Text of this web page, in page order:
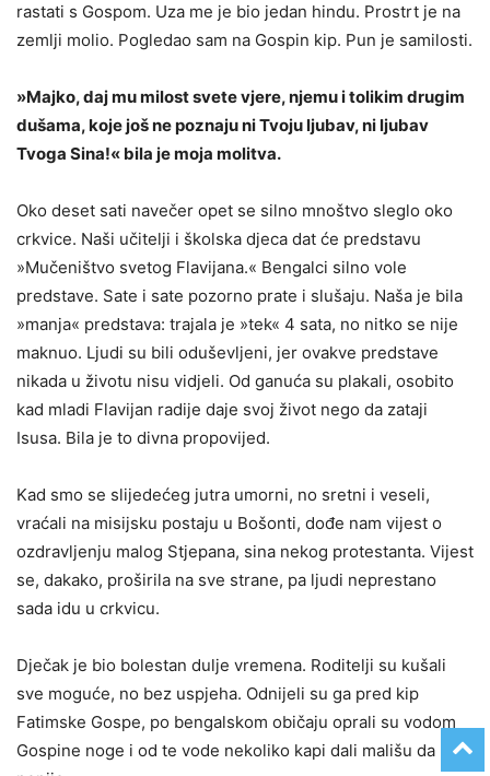
rastati s Gospom. Uza me je bio jedan hindu. Prostrt je na
zemlji molio. Pogledao sam na Gospin kip. Pun je samilosti.
»Majko, daj mu milost svete vjere, njemu i tolikim drugim
dušama, koje još ne poznaju ni Tvoju ljubav, ni ljubav
Tvoga Sina!« bila je moja molitva.
Oko deset sati navečer opet se silno mnoštvo sleglo oko
crkvice. Naši učitelji i školska djeca dat će predstavu
»Mučeništvo svetog Flavijana.« Bengalci silno vole
predstave. Sate i sate pozorno prate i slušaju. Naša je bila
»manja« predstava: trajala je »tek« 4 sata, no nitko se nije
maknuo. Ljudi su bili oduševljeni, jer ovakve predstave
nikada u životu nisu vidjeli. Od ganuća su plakali, osobito
kad mladi Flavijan radije daje svoj život nego da zataji
Isusa. Bila je to divna propovijed.
Kad smo se slijedećeg jutra umorni, no sretni i veseli,
vraćali na misijsku postaju u Bošonti, dođe nam vijest o
ozdravljenju malog Stjepana, sina nekog protestanta. Vijest
se, dakako, proširila na sve strane, pa ljudi neprestano
sada idu u crkvicu.
Dječak je bio bolestan dulje vremena. Roditelji su kušali
sve moguće, no bez uspjeha. Odnijeli su ga pred kip
Fatimske Gospe, po bengalskom običaju oprali su vodom
Gospine noge i od te vode nekoliko kapi dali mališu da